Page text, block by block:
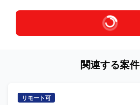
関連する案件
リモート可